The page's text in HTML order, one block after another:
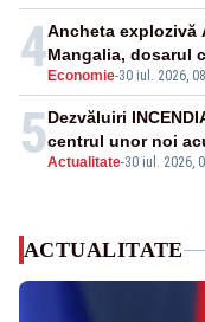
4 Economie-30 iul. 2026,
Ancheta explozivă
Mangalia, dosarul
5Actualitate-30 iul. 2026,
Dezvăluiri
centrul unor noi
ACTUALITATE